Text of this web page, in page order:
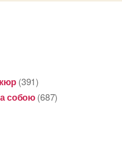
(391)
собою(687)